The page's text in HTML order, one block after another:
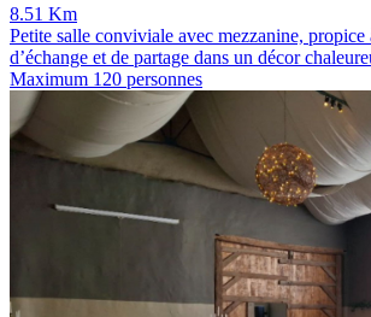
8.51 Km
Petite salle conviviale avec mezzanine, propice
d’échange et de partage dans un décor
Maximum 120 personnes